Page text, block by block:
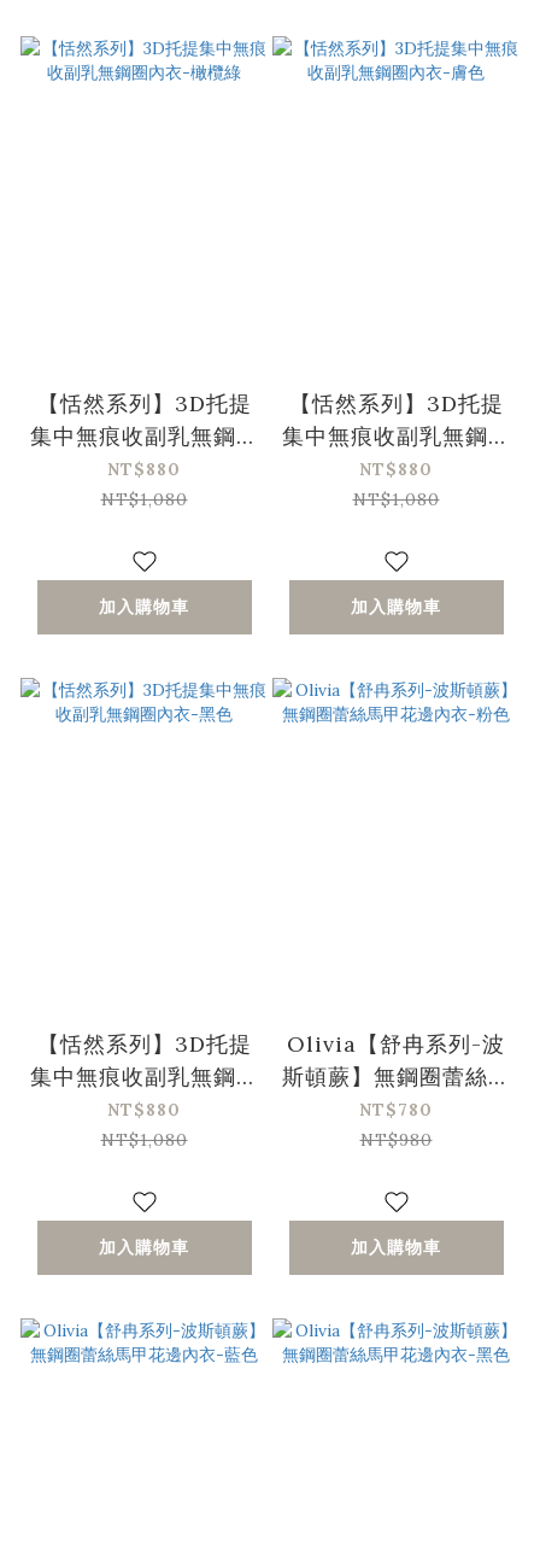
【恬然系列】3D托提
集中無痕收副乳無鋼圈
內衣-橄欖綠
NT$880
NT$1,080
加入購物車
【恬然系列】3D托提
集中無痕收副乳無鋼圈
內衣-膚色
NT$880
NT$1,080
加入購物車
【恬然系列】3D托提
集中無痕收副乳無鋼圈
內衣-黑色
NT$880
NT$1,080
加入購物車
Olivia【舒冉系列-波
斯頓蕨】無鋼圈蕾絲馬
甲花邊內衣-粉色
NT$780
NT$980
加入購物車